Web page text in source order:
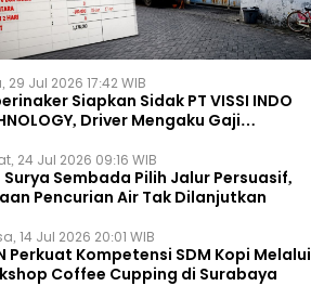
29 Jul 2026 17:42 WIB
Siapkan Sidak PT VISSI INDO
Driver Mengaku Gaji
24 Jul 2026 09:16 WIB
Surya Sembada Pilih Jalur Persuasif,
Pencurian Air Tak Dilanjutkan
14 Jul 2026 20:01 WIB
Perkuat Kompetensi SDM Kopi Melalui
Coffee Cupping di Surabaya